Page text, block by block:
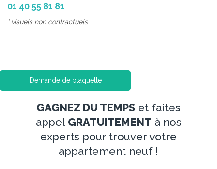
01 40 55 81 81
* visuels non contractuels
Demande de plaquette
GAGNEZ DU TEMPS et faites
appel GRATUITEMENT à nos
experts pour trouver votre
appartement neuf !